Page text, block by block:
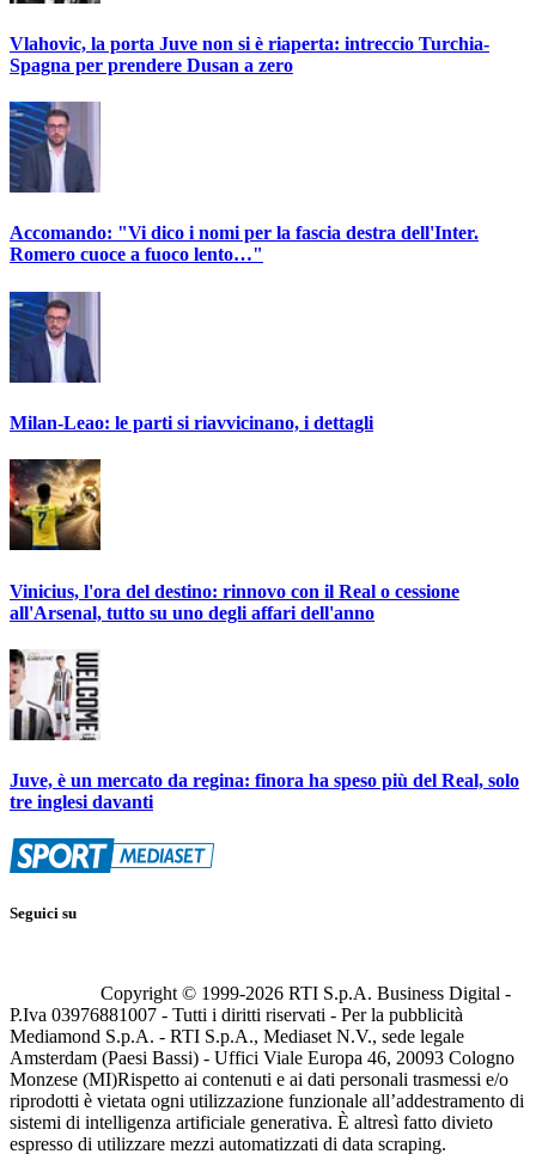
Vlahovic, la porta Juve non si è riaperta: intreccio Turchia-
Spagna per prendere Dusan a zero
Accomando: "Vi dico i nomi per la fascia destra dell'Inter.
Romero cuoce a fuoco lento…"
Milan-Leao: le parti si riavvicinano, i dettagli
Vinicius, l'ora del destino: rinnovo con il Real o cessione
all'Arsenal, tutto su uno degli affari dell'anno
Juve, è un mercato da regina: finora ha speso più del Real, solo
tre inglesi davanti
Seguici su
Copyright © 1999-2026 RTI S.p.A. Business Digital -
P.Iva 03976881007 - Tutti i diritti riservati - Per la pubblicità
Mediamond S.p.A. - RTI S.p.A., Mediaset N.V., sede legale
Amsterdam (Paesi Bassi) - Uffici Viale Europa 46, 20093 Cologno
Monzese (MI)Rispetto ai contenuti e ai dati personali trasmessi e/o
riprodotti è vietata ogni utilizzazione funzionale all’addestramento di
sistemi di intelligenza artificiale generativa. È altresì fatto divieto
espresso di utilizzare mezzi automatizzati di data scraping.